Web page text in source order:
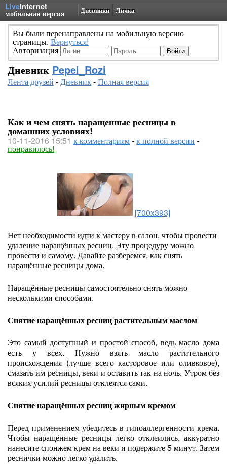
LiveInternet
мобильная версия Дневники Личка
Вы были перенаправлены на мобильную версию
страницы. Вернуться!
Авторизация
Дневник Pepel_Rozi
Лента друзей -Дневник-Полная версия
Как и чем снять наращенные ресницы в
домашних условиях!
10-11-2016 15:51 к комментариям-к полной версии -
понравилось!
[700x393]
Нет необходимости идти к мастеру в салон, чтобы провести
удаление наращённых ресниц. Эту процедуру можно
провести и самому. Давайте разберемся, как снять
наращённые ресницы дома.
Наращённые ресницы самостоятельно снять можно
несколькими способами.
Снятие наращённых ресниц растительным маслом
Это самый доступный и простой способ, ведь масло дома
есть у всех. Нужно взять масло растительного
происхождения (лучше всего касторовое или оливковое),
смазать им ресницы, веки и оставить так на ночь. Утром без
всяких усилий ресницы отклеятся сами.
Снятие наращённых ресниц жирным кремом
Перед применением убедитесь в гипоаллергенности крема.
Чтобы наращённые ресницы легко отклеились, аккуратно
нанесите спонжем крем на веки и подержите 5 минут. Затем
реснички можно легко удалить.